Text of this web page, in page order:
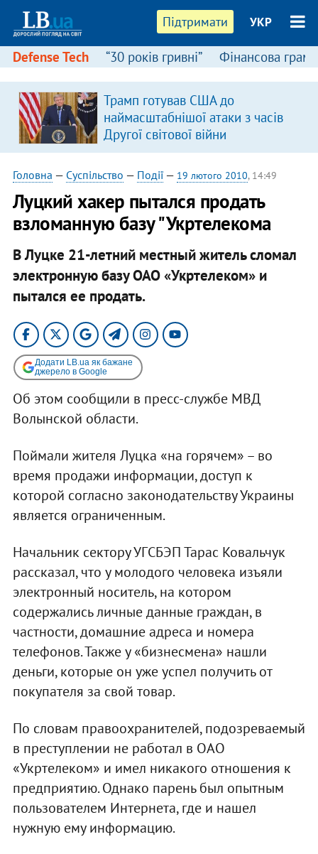
Підтримати УКР
Defense Tech “30 років гривні” Фінансова
Трамп готував США до
наймасштабнішої атаки з часів
Другої світової війни
Головна — Суспільство — Події— 19 лютого 2010, 14:49
Луцкий хакер пытался продать
взломанную базу "Укртелекома
В Луцке 21-летний местный житель сломал
электронную базу ОАО «Укртелеком» и
пытался ее продать.
Додати LB.ua як бажане
джерело в Google
Об этом сообщили в пресс-службе МВД
Волынской области.
Поймали жителя Луцка «на горячем» – во
время продажи информации, доступ к
которой согласно законодательству Украины
является ограниченным.
Начальник сектору УГСБЭП Тарас Ковальчук
рассказал, что у молодого человека изъяли
электронный носитель, на котором
содержались личные данные граждан, в
частности, домашние адреса и номера
телефонов. Также у «бизнесмена» нашли
деньги, которые он уже успел получить от
покупателя за свой товар.
По словам правоохранителей, подозреваемый
в преступлении не работал в ОАО
«Укртелеком» и имел никакого отношения к
предприятию. Однако парень был опытным
пользователем Интернета, где и нашел
нужную ему информацию.